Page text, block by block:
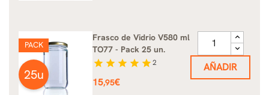
Frasco de Vidrio V580 ml
TO77 - Pack 25 un.
star star star star star2
Precio
15,95€
PACK
25u AÑADIR